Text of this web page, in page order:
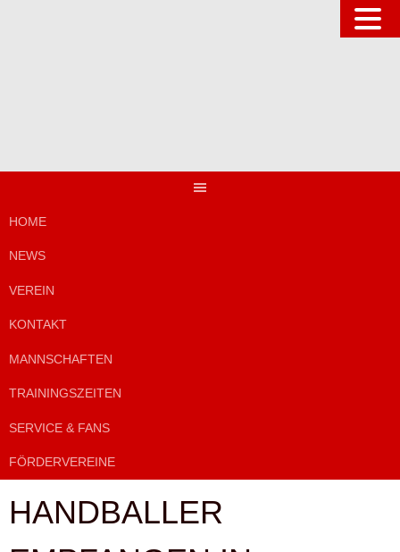
HOME
NEWS
VEREIN
KONTAKT
MANNSCHAFTEN
TRAININGSZEITEN
SERVICE & FANS
FÖRDERVEREINE
HANDBALLER